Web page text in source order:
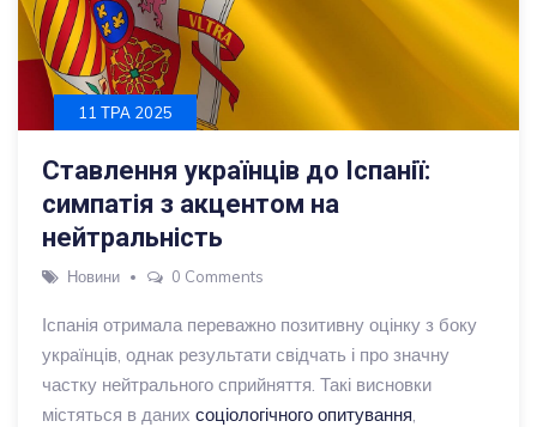
11 ТРА 2025
Ставлення українців до Іспанії:
симпатія з акцентом на
нейтральність
Новини 0 Comments
Іспанія отримала переважно позитивну оцінку з боку
українців, однак результати свідчать і про значну
частку нейтрального сприйняття. Такі висновки
містяться в даних соціологічного опитування